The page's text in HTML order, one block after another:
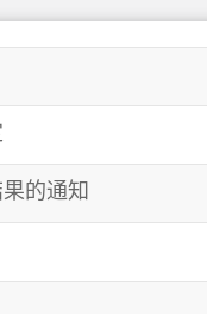
的通知